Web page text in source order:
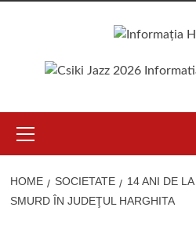
Menu
HOME SOCIETATE
14 ANI DE
SMURD ÎN JUDEŢUL HARGHITA